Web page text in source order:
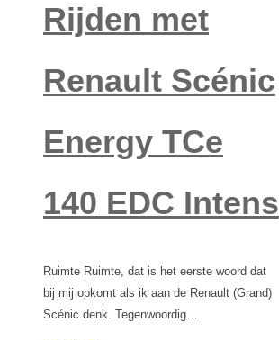
Rijden met
Renault Scénic
Energy TCe
140 EDC Intens
Ruimte Ruimte, dat is het eerste woord dat
bij mij opkomt als ik aan de Renault (Grand)
Scénic denk. Tegenwoordig…